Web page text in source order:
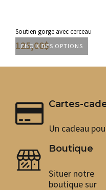
CHOIX DES OPTIONS
produit
variations.
Les
options
peuvent
sur
la
Soutien gorge avec cerceau
125,00$
Cartes-
Un cadeau
Boutique
Situer notre
boutique sur